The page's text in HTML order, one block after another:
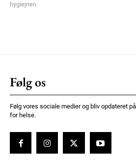
hygiejnen.
Følg os
Følg vores sociale medier og bliv opdateret
for helse.